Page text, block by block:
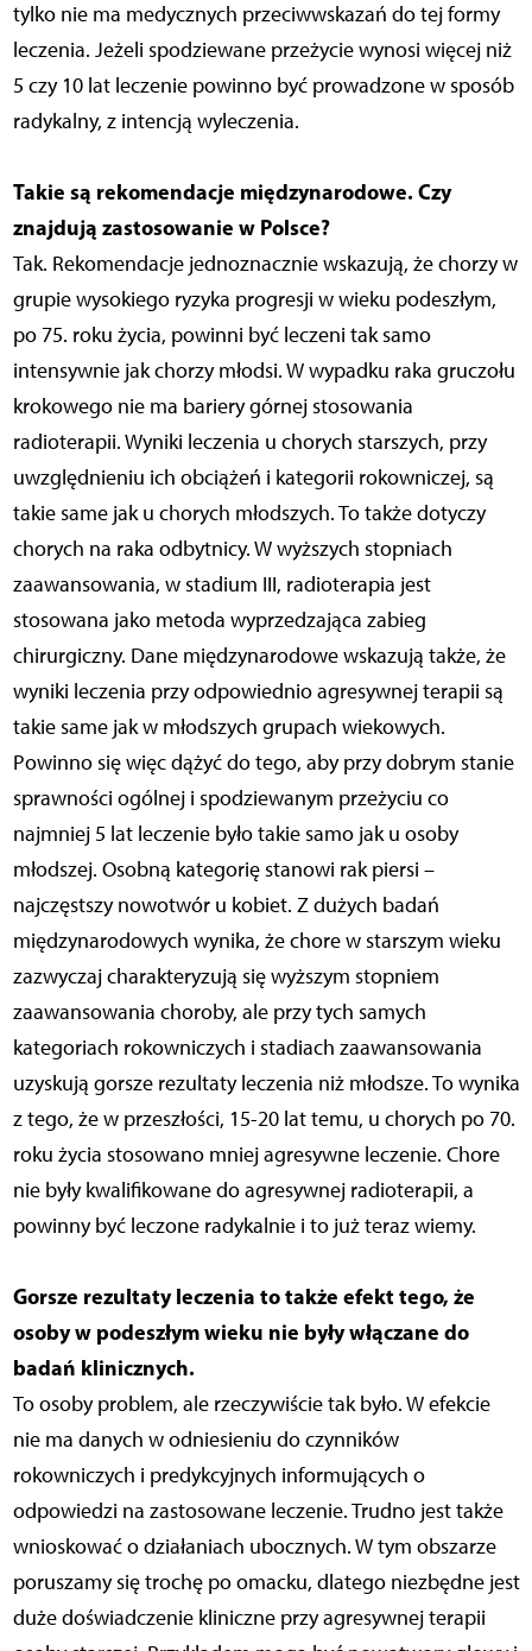
tylko nie ma medycznych przeciwwskazań do tej formy
leczenia. Jeżeli spodziewane przeżycie wynosi więcej niż
5 czy 10 lat leczenie powinno być prowadzone w sposób
radykalny, z intencją wyleczenia.
Takie są rekomendacje międzynarodowe. Czy
znajdują zastosowanie w Polsce?
Tak. Rekomendacje jednoznacznie wskazują, że chorzy w
grupie wysokiego ryzyka progresji w wieku podeszłym,
po 75. roku życia, powinni być leczeni tak samo
intensywnie jak chorzy młodsi. W wypadku raka gruczołu
krokowego nie ma bariery górnej stosowania
radioterapii. Wyniki leczenia u chorych starszych, przy
uwzględnieniu ich obciążeń i kategorii rokowniczej, są
takie same jak u chorych młodszych. To także dotyczy
chorych na raka odbytnicy. W wyższych stopniach
zaawansowania, w stadium III, radioterapia jest
stosowana jako metoda wyprzedzająca zabieg
chirurgiczny. Dane międzynarodowe wskazują także, że
wyniki leczenia przy odpowiednio agresywnej terapii są
takie same jak w młodszych grupach wiekowych.
Powinno się więc dążyć do tego, aby przy dobrym stanie
sprawności ogólnej i spodziewanym przeżyciu co
najmniej 5 lat leczenie było takie samo jak u osoby
młodszej. Osobną kategorię stanowi rak piersi –
najczęstszy nowotwór u kobiet. Z dużych badań
międzynarodowych wynika, że chore w starszym wieku
zazwyczaj charakteryzują się wyższym stopniem
zaawansowania choroby, ale przy tych samych
kategoriach rokowniczych i stadiach zaawansowania
uzyskują gorsze rezultaty leczenia niż młodsze. To wynika
z tego, że w przeszłości, 15-20 lat temu, u chorych po 70.
roku życia stosowano mniej agresywne leczenie. Chore
nie były kwalifikowane do agresywnej radioterapii, a
powinny być leczone radykalnie i to już teraz wiemy.
Gorsze rezultaty leczenia to także efekt tego, że
osoby w podeszłym wieku nie były włączane do
badań klinicznych.
To osoby problem, ale rzeczywiście tak było. W efekcie
nie ma danych w odniesieniu do czynników
rokowniczych i predykcyjnych informujących o
odpowiedzi na zastosowane leczenie. Trudno jest także
wnioskować o działaniach ubocznych. W tym obszarze
poruszamy się trochę po omacku, dlatego niezbędne jest
duże doświadczenie kliniczne przy agresywnej terapii